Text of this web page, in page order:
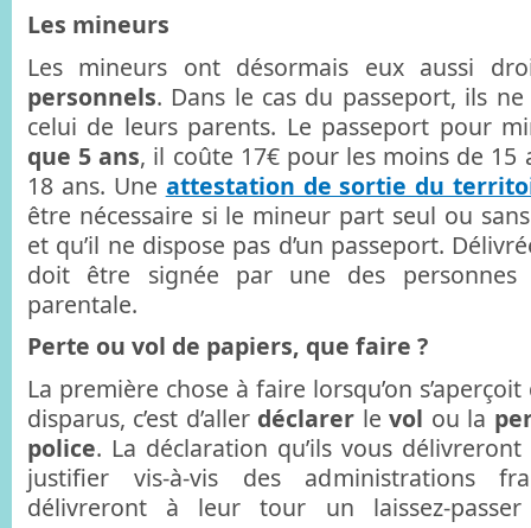
Les mineurs
Les mineurs ont désormais eux aussi
personnels. Dans le cas du passeport, ils
celui de leurs parents. Le passeport pour
que 5 ans, il coûte 17€ pour les moins de 15
18 ans. Une attestation de sortie du
être nécessaire si le mineur part seul ou
et qu’il ne dispose pas d’un passeport.
doit être signée par une des personnes
parentale.
Perte ou vol de papiers, que faire ?
La première chose à faire lorsqu’on
disparus, c’est d’aller déclarer levol ou la
police. La déclaration qu’ils vous
justifier vis-à-vis des administrations
délivreront à leur tour un laissez-